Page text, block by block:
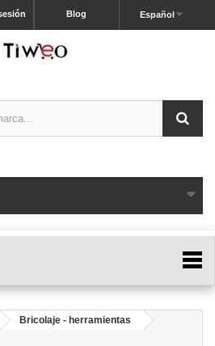
Español
Blog
Bricolaje - herramientas